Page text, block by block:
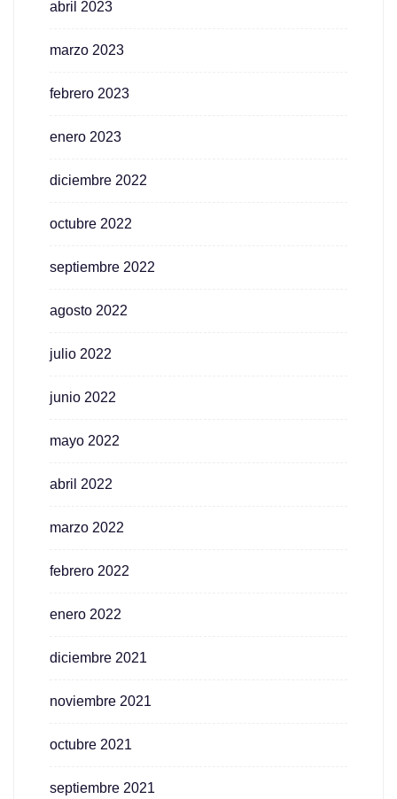
abril 2023
marzo 2023
febrero 2023
enero 2023
diciembre 2022
octubre 2022
septiembre 2022
agosto 2022
julio 2022
junio 2022
mayo 2022
abril 2022
marzo 2022
febrero 2022
enero 2022
diciembre 2021
noviembre 2021
octubre 2021
septiembre 2021